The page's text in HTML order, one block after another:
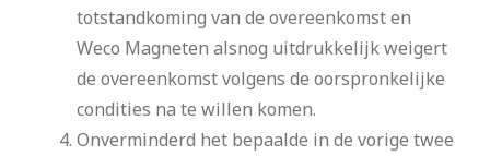
totstandkoming van de overeenkomst en
Weco Magneten alsnog uitdrukkelijk weigert
de overeenkomst volgens de oorspronkelijke
condities na te willen komen.
Onverminderd het bepaalde in de vorige twee